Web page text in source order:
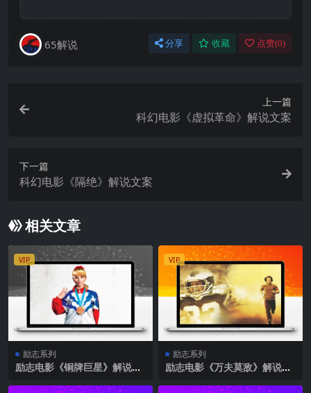
65解说 分享 收藏 点赞(0)
上一篇
科幻电影《虚拟革命》解说文案
下一篇
科幻电影《隔绝》解说文案
相关文章
VIP
励志系列
励志电影《铜牌巨星》解说文
VIP
励志系列
励志电影《万夫莫敌》解说文